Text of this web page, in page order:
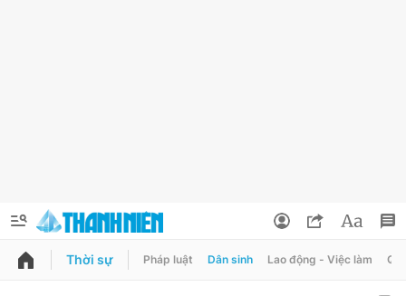
QUẢNG CÁO
Thời sự Pháp luật Dân sinh Lao động - Việc làm